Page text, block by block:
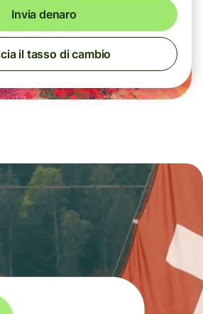
Invia denaro
il tasso di cambio